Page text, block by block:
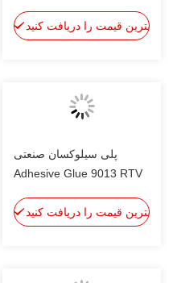
درب و پنجره
بهترین قیمت را دریافت کنید
پلی سیلوکسان صنعتی
Adhesive Glue 9013 RTV
Component
بهترین قیمت را دریافت کنید